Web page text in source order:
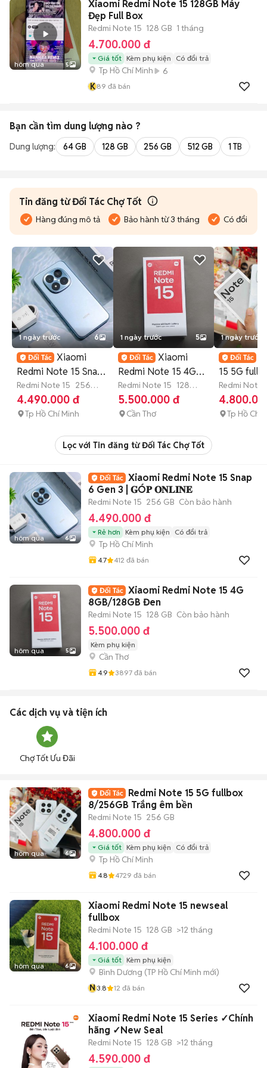
hôm qua 5
Xiaomi Redmi Note 15 128GB Máy
Đẹp Full Box
Redmi Note 15 128 GB 1 tháng
4.700.000 đ
Giá tốt Kèm phụ kiện Có đổi trả
Tp Hồ Chí Minh
6
K89 đã bán
Bạn cần tìm dung lượng nào ?
Dung lượng: 64 GB 128 GB 256 GB 512 GB 1 TB
Tin đăng từ Đối Tác Chợ Tốt
Hàng đúng mô tả Bảo hành từ 3 tháng Có đổi trả
1 ngày trước 6
Xiaomi
Redmi Note 15 Snap
6 Gen 3 | 𝐆Ó𝐏
𝐎𝐍𝐋𝐈𝐍𝐄
Redmi Note 15 256
GB
Còn bảo hành
4.490.000 đ
Tp Hồ Chí Minh
1 ngày trước 5
Xiaomi
Redmi Note 15 4G
8GB/128GB Đen
Redmi Note 15 128
GB Còn bảo hành
5.500.000 đ
Cần Thơ
1 ngày trước
15 5G
8/256GB
bền
Redmi Note
Tp Hồ Chí
Lọc với Tin đăng từ Đối Tác Chợ Tốt
hôm qua 6
Xiaomi Redmi Note 15 Snap
6 Gen 3 | 𝐆Ó𝐏 𝐎𝐍𝐋𝐈𝐍𝐄
Redmi Note 15 256 GB Còn bảo hành
4.490.000 đ
Rẻ hơn Kèm phụ kiện Có đổi trả
Tp Hồ Chí Minh
4.7 412 đã bán
hôm qua 5
Xiaomi Redmi Note 15 4G
8GB/128GB Đen
Redmi Note 15 128 GB Còn bảo hành
5.500.000 đ
Kèm phụ kiện
Cần Thơ
4.9 3897 đã bán
Các dịch vụ và tiện ích
Chợ Tốt Ưu Đãi
hôm qua 6
Redmi Note 15 5G fullbox
8/256GB Trắng êm bền
Redmi Note 15 256 GB
4.800.000 đ
Giá tốt Kèm phụ kiện Có đổi trả
Tp Hồ Chí Minh
4.8 4729 đã bán
hôm qua 6
Xiaomi Redmi Note 15 newseal
fullbox
Redmi Note 15 128 GB >12 tháng
4.100.000 đ
Giá tốt Kèm phụ kiện
Bình Dương (TP Hồ Chí Minh mới)
N3.8 12 đã bán
Xiaomi Redmi Note 15 Series ✓Chính
hãng ✓New Seal
Redmi Note 15 128 GB >12 tháng
4.590.000 đ